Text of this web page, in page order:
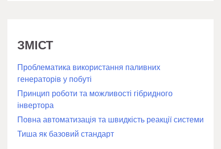
ЗМІСТ
Проблематика використання паливних
генераторів у побуті
Принцип роботи та можливості гібридного
інвертора
Повна автоматизація та швидкість реакції системи
Тиша як базовий стандарт